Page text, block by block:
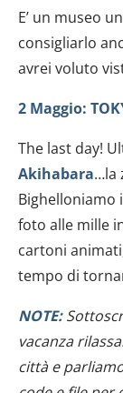
E’ un museo
consigliarlo
avrei voluto
2 Maggio:
The last day!
Akihabara…la
Bighelloniamo
foto alle mille
cartoni
tempo di
NOTE:
vacanza
città e